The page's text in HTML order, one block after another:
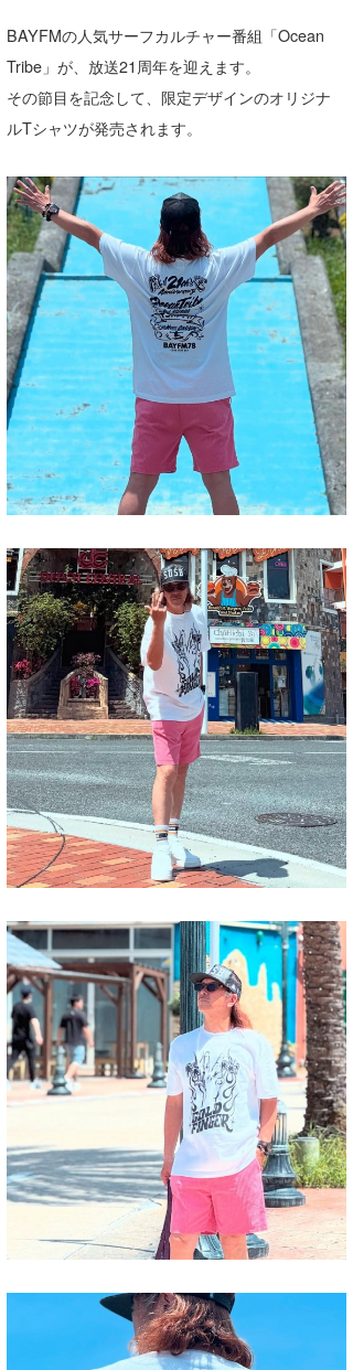
BAYFMの人気サーフカルチャー番組「Ocean
Tribe」が、放送21周年を迎えます。
その節目を記念して、限定デザインのオリジナ
ルTシャツが発売されます。
千葉南
大阪
四国
VOTE!
サーファーズ
ライター/寄稿メディア
Core Surf Japan
Naoya Kimoto
mitsuteru Kamio
Yoshiyuki Obata
arukasvision
DELTA FORCE SURF
CBA Films
熊谷素子
メディア
SURFMEDIA
WAVAL
波伝説アンバサダー/プロライダー
中浦“JET”章
嵯峨明日香
進士剛光
田原啓江
植村未来
NOBUFUKU
大野”MAR”修聖
☆加藤
+☆maki☆+
Aichan
chan-U
ECE
G◎Da
H
KOBU
KY
MIN
mitz
S.K
Soulman
VAGY
waka☆=
波伝説